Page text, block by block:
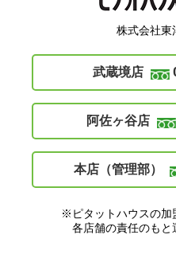
株式会社東
武蔵境店
阿佐ヶ谷店
本店（管理部）
※ピタットハウスの加
各店舗の責任のもと